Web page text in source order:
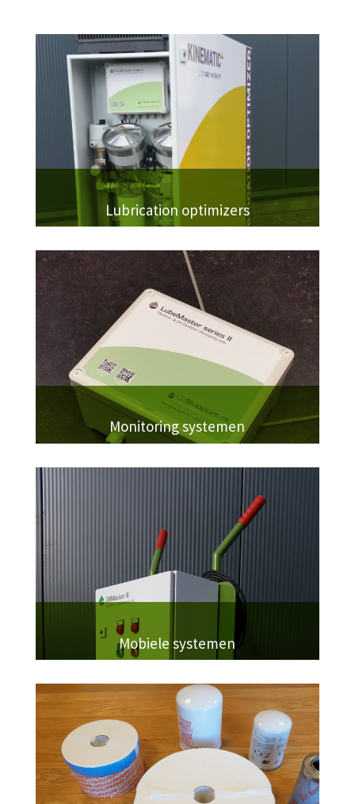
Lubrication optimizers
Monitoring systemen
Mobiele systemen